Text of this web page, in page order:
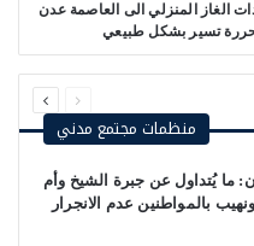
الغاز المنزلي الى العاصمة عدن
تسير بشكل طبيعي
الصفحة
السابقة
الصفحة
التالية
منظمات مجتمع مدني
ما يُتداول عن جبرة الشيخ وأم
بالمواطنين عدم الانجرار